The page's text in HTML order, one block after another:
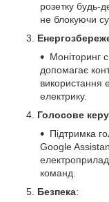
розетку будь-
не блокуючи
Моніторинг
допомагає
використання
електрику.
Голосове
Підтримка
Google
команд.
Безпека: